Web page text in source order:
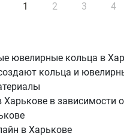
1 2 3 4
ювелирные кольца в
кольца и
Харькове в зависимости
в Харькове